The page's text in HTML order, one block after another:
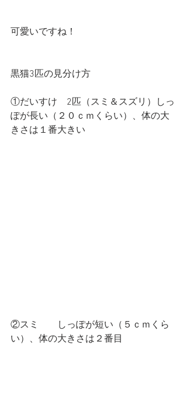
可愛いですね！
黒猫3匹の見分け方
①だいすけ　2匹（スミ＆スズリ）しっ
ぽが長い（２０ｃｍくらい）、体の大
きさは１番大きい
②スミ　　しっぽが短い（５ｃｍくら
い）、体の大きさは２番目